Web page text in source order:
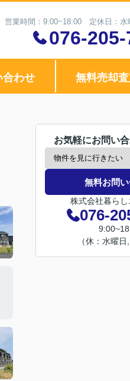
営業時間：9:00~18:00 定休日：水
076-
合わせ 無料売却
お気軽にお問い
無料お問
株式会社暮らし
076-
（休：水曜日